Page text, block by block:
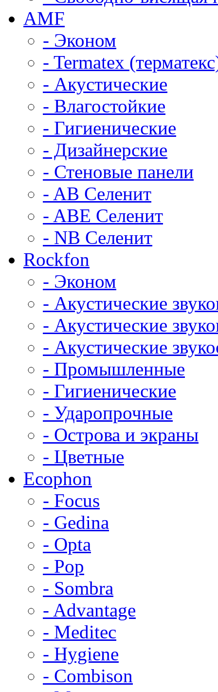
AMF
- Эконом
- Termatex
- Акустические
- Влагостойкие
- Гигиенические
- Дизайнерские
- Стеновые панели
- AB Селенит
- ABE Селенит
- NB Селенит
Rockfon
- Эконом
- Акустические
- Акустические
- Акустические
- Промышленные
- Гигиенические
- Ударопрочные
- Острова и экраны
- Цветные
Ecophon
- Focus
- Gedina
- Opta
- Pop
- Sombra
- Advantage
- Meditec
- Hygiene
- Combison